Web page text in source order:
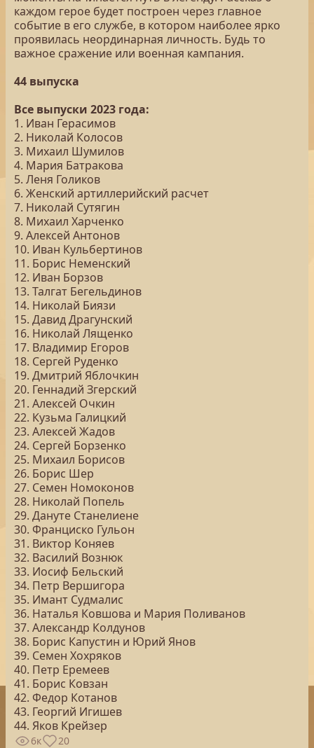
каждом герое будет построен через главное
событие в его службе, в котором наиболее ярко
проявилась неординарная личность. Будь то
важное сражение или военная кампания.
44 выпуска
Все выпуски 2023 года:
1. Иван Герасимов
2. Николай Колосов
3. Михаил Шумилов
4. Мария Батракова
5. Леня Голиков
6. Женский артиллерийский расчет
7. Николай Сутягин
8. Михаил Харченко
9. Алексей Антонов
10. Иван Кульбертинов
11. Борис Неменский
12. Иван Борзов
13. Талгат Бегельдинов
14. Николай Биязи
15. Давид Драгунский
16. Николай Лященко
17. Владимир Егоров
18. Сергей Руденко
19. Дмитрий Яблочкин
20. Геннадий Згерский
21. Алексей Очкин
22. Кузьма Галицкий
23. Алексей Жадов
24. Сергей Борзенко
25. Михаил Борисов
26. Борис Шер
27. Семен Номоконов
28. Николай Попель
29. Дануте Станелиене
30. Франциско Гульон
31. Виктор Коняев
32. Василий Вознюк
33. Иосиф Бельский
34. Петр Вершигора
35. Имант Судмалис
36. Наталья Ковшова и Мария Поливанов
37. Александр Колдунов
38. Борис Капустин и Юрий Янов
39. Семен Хохряков
40. Петр Еремеев
41. Борис Ковзан
42. Федор Котанов
43. Георгий Игишев
44. Яков Крейзер
6к 20